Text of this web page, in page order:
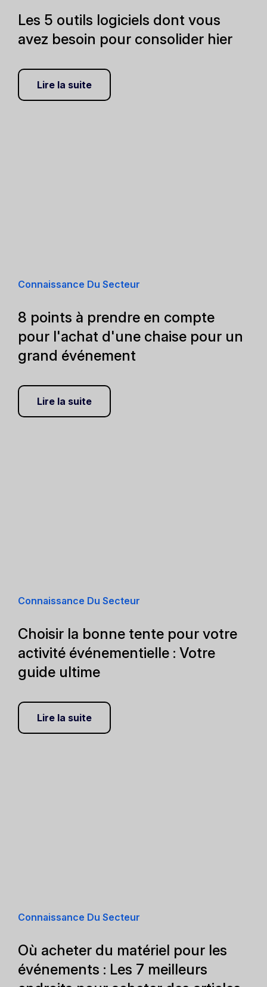
Les 5 outils logiciels dont vous
avez besoin pour consolider hier
Lire la suite
Connaissance Du Secteur
8 points à prendre en compte
pour l'achat d'une chaise pour un
grand événement
Lire la suite
Connaissance Du Secteur
Choisir la bonne tente pour votre
activité événementielle : Votre
guide ultime
Lire la suite
Connaissance Du Secteur
Où acheter du matériel pour les
événements : Les 7 meilleurs